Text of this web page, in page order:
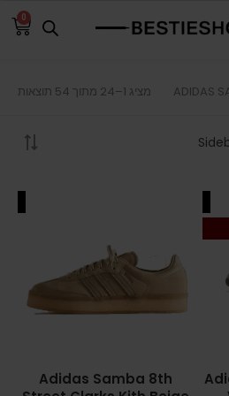
0
ADIDAS מציג 1–24 מתוך 54 תוצאות
Adidas Samba 8th